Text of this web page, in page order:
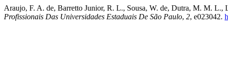
Araujo, F. A. de, Barretto Junior, R. L., Sousa, W. de, Dutra, M. M. L.,
Profissionais Das Universidades Estaduais De São Paulo, 2, e023042.